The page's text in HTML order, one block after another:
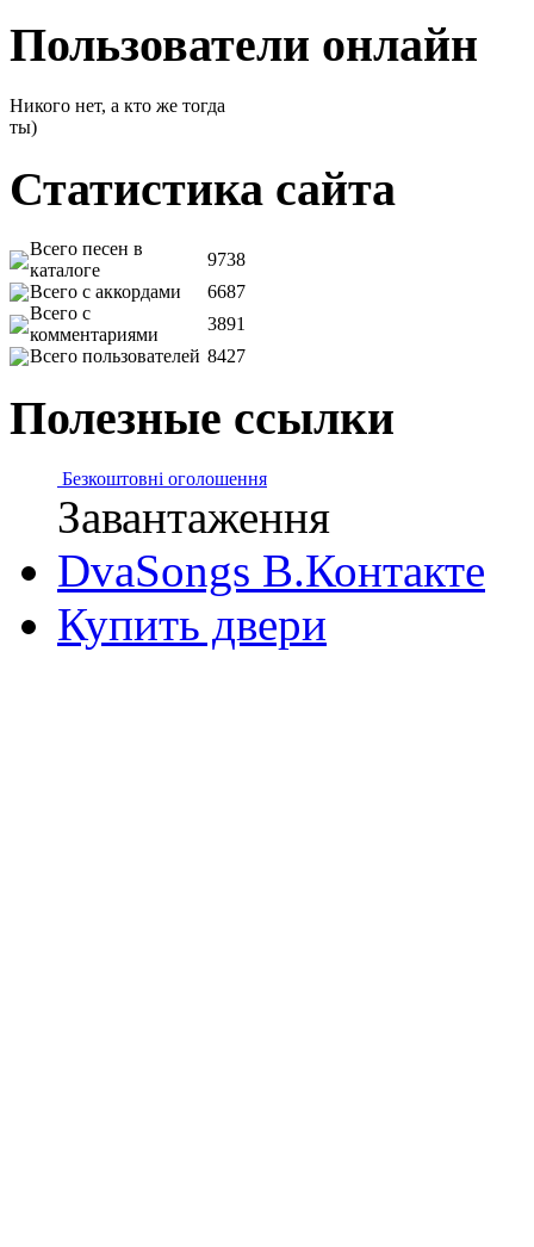
Пользователи онлайн
Никого нет, а кто же тогда
ты)
Статистика сайта
Всего песен в
каталоге
9738
Всего с аккордами
6687
Всего с
комментариями
3891
Всего пользователей 8427
Полезные ссылки
Безкоштовні оголошення
Завантаження
DvaSongs В.Контакте
Купить двери